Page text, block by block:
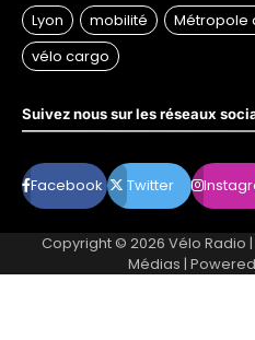
Suivez nous sur les réseaux
Facebook Twitter
Copyright © 2026 Vélo Radio
Médias |